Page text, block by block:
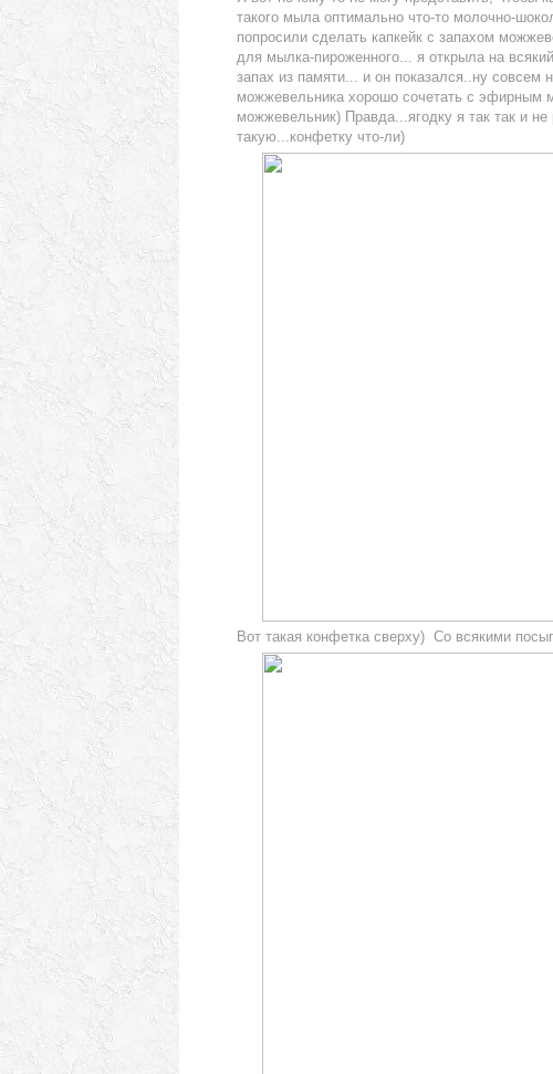
такого мыла оптимально что-то молочно-
попросили сделать капкейк с запахом
для мылка-пироженного... я открыла на
запах из памяти... и он показался..ну
можжевельника хорошо сочетать с эфирным
можжевельник) Правда...ягодку я так так и
такую...конфетку что-ли)
Вот такая конфетка сверху) Со всякими